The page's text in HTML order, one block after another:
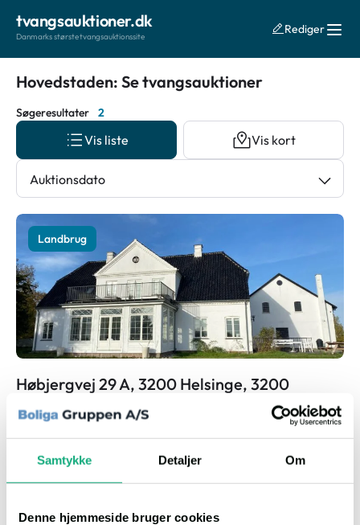
Samtykke Detaljer Om
Denne hjemmeside bruger cookies
tvangsauktioner.dk
Danmarks største tvangsauktionssite
Rediger
Hovedstaden: Se tvangsauktioner
Søgeresultater 2
Auktionsdato
Vis liste Vis kort
Landbrug
Høbjergvej 29 A, 3200 Helsinge, 3200
Auktion
Auktionsdato
13.08.2026, 13.00
Klik
3088